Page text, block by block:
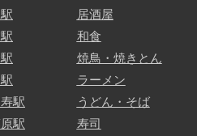
駅
駅
居酒屋
和食
焼鳥・焼きとん
ラーメン
うどん・そば
寿司